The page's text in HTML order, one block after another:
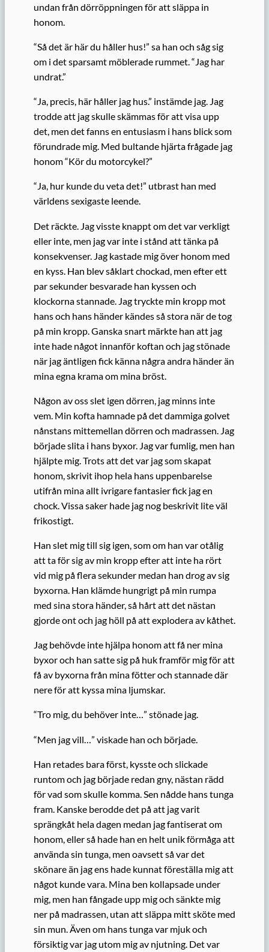
undan från dörröppningen för att släppa in
honom.
“Så det är här du håller hus!” sa han och såg sig
om i det sparsamt möblerade rummet. “Jag har
undrat.”
“Ja, precis, här håller jag hus.” instämde jag. Jag
trodde att jag skulle skämmas för att visa upp
det, men det fanns en entusiasm i hans blick som
förundrade mig. Med bultande hjärta frågade jag
honom “Kör du motorcykel?”
“Ja, hur kunde du veta det!” utbrast han med
världens sexigaste leende.
Det räckte. Jag visste knappt om det var verkligt
eller inte, men jag var inte i stånd att tänka på
konsekvenser. Jag kastade mig över honom med
en kyss. Han blev såklart chockad, men efter ett
par sekunder besvarade han kyssen och
klockorna stannade. Jag tryckte min kropp mot
hans och hans händer kändes så stora när de tog
på min kropp. Ganska snart märkte han att jag
inte hade något innanför koftan och jag stönade
när jag äntligen fick känna några andra händer än
mina egna krama om mina bröst.
Någon av oss slet igen dörren, jag minns inte
vem. Min kofta hamnade på det dammiga golvet
nånstans mittemellan dörren och madrassen. Jag
började slita i hans byxor. Jag var fumlig, men han
hjälpte mig. Trots att det var jag som skapat
honom, skrivit ihop hela hans uppenbarelse
utifrån mina allt ivrigare fantasier fick jag en
chock. Vissa saker hade jag nog beskrivit lite väl
frikostigt.
Han slet mig till sig igen, som om han var otålig
att ta för sig av min kropp efter att inte ha rört
vid mig på flera sekunder medan han drog av sig
byxorna. Han klämde hungrigt på min rumpa
med sina stora händer, så hårt att det nästan
gjorde ont och jag höll på att explodera av kåthet.
Jag behövde inte hjälpa honom att få ner mina
byxor och han satte sig på huk framför mig för att
få av byxorna från mina fötter och stannade där
nere för att kyssa mina ljumskar.
“Tro mig, du behöver inte…” stönade jag.
“Men jag vill…” viskade han och började.
Han retades bara först, kysste och slickade
runtom och jag började redan gny, nästan rädd
för vad som skulle komma. Sen nådde hans tunga
fram. Kanske berodde det på att jag varit
sprängkåt hela dagen medan jag fantiserat om
honom, eller så hade han en helt unik förmåga att
använda sin tunga, men oavsett så var det
skönare än jag ens hade kunnat föreställa mig att
något kunde vara. Mina ben kollapsade under
mig, men han fångade upp mig och sänkte mig
ner på madrassen, utan att släppa mitt sköte med
sin mun. Även om hans tunga var mjuk och
försiktig var jag utom mig av njutning. Det var